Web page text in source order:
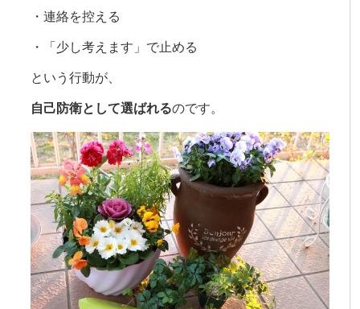
・連絡を控える
・「少し考えます」で止める
という行動が、
自己防衛として選ばれるのです。